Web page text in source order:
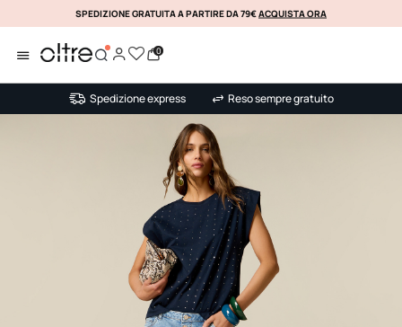
KLARNA
SPEDIZIONE GRATUITA A PARTIRE DA 79€ACQUISTA ORA
0
Spedizione express Reso sempre gratuito